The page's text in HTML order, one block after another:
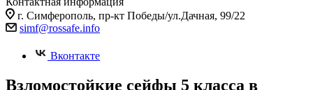
г. Симферополь, пр-кт Победы/ул.Дачная, 99/22
simf@rossafe.info
Вконтакте
Взломостойкие сейфы 5 класса в